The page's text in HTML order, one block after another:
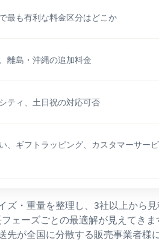
最も有利な料金区分はどこか
離島・沖縄の追加料金
ティ、土日祝の対応可否
、ギフトラッピング、カスタマーサー
・重量を整理し、3社以上から
ェーズごとの最適解が見えてきま
が全国に分散する販売事業者様